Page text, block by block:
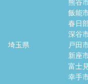
埼玉県
飯能
春日
深谷
戸田
新座
富士
幸手